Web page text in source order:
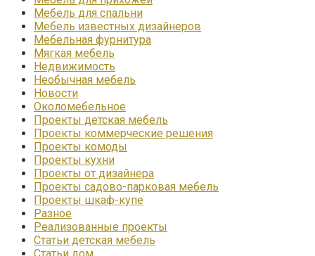
Мебель для спальни
Мебель известных дизайнеров
Мебельная фурнитура
Мягкая мебель
Недвижимость
Необычная мебель
Новости
Околомебельное
Проекты детская мебель
Проекты коммерческие решения
Проекты комоды
Проекты кухни
Проекты от дизайнера
Проекты садово-парковая мебель
Проекты шкаф-купе
Разное
Реализованные проекты
Статьи детская мебель